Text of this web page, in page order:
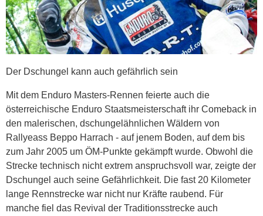
Der Dschungel kann auch gefährlich sein
Mit dem Enduro Masters-Rennen feierte auch die
österreichische Enduro Staatsmeisterschaft ihr Comeback in
den malerischen, dschungelähnlichen Wäldern von
Rallyeass Beppo Harrach - auf jenem Boden, auf dem bis
zum Jahr 2005 um ÖM-Punkte gekämpft wurde. Obwohl die
Strecke technisch nicht extrem anspruchsvoll war, zeigte der
Dschungel auch seine Gefährlichkeit. Die fast 20 Kilometer
lange Rennstrecke war nicht nur Kräfte raubend. Für
manche fiel das Revival der Traditionsstrecke auch